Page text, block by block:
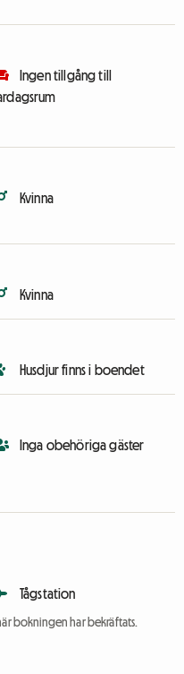
Ingen tillgång till
Kvinna
Kvinna
Husdjur finns i boendet
Inga obehöriga gäster
Tågstation
bokningen har bekräftats.